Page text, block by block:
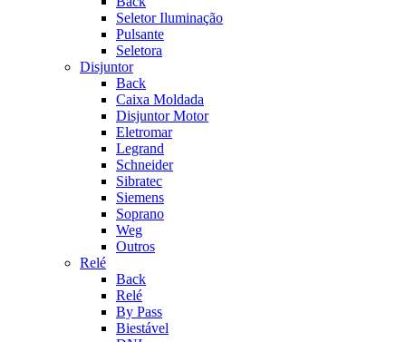
Seletor Iluminação
Pulsante
Seletora
Disjuntor
Back
Caixa Moldada
Disjuntor Motor
Eletromar
Legrand
Schneider
Sibratec
Siemens
Soprano
Weg
Outros
Relé
Back
Relé
By Pass
Biestável